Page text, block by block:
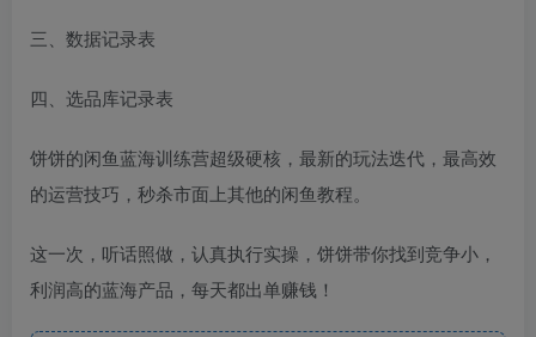
三、数据记录表
四、选品库记录表
饼饼的闲鱼蓝海训练营超级硬核，最新的玩法迭代，最高效
的运营技巧，秒杀市面上其他的闲鱼教程。
这一次，听话照做，认真执行实操，饼饼带你找到竞争小，
利润高的蓝海产品，每天都出单赚钱！